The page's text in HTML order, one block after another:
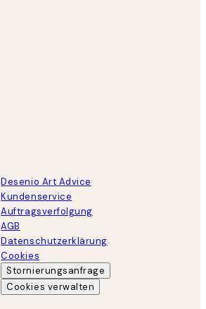
Desenio Art Advice
Kundenservice
Auftragsverfolgung
AGB
Datenschutzerklärung
Cookies
Stornierungsanfrage
Cookies verwalten